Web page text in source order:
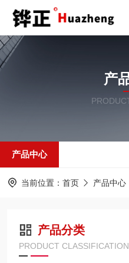
产
产品中心
当前位置： 首页 产品中心
产品分类
PRODUCT CLASSIFICATION